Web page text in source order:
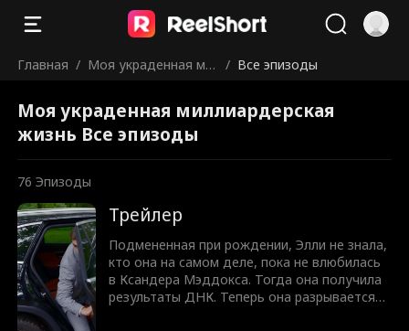
Главная / Моя украденная ми
/ Все эпизоды
Моя украденная миллиардерская
жизнь Все эпизоды
76 Эпизоды
Трейлер
Подмененная при рождении, Элли не знала,
кто она на самом деле, пока не влюбилась
в Ксандера Мэддокса. Тогда она получила
результаты ДНК. Теперь она разрывается